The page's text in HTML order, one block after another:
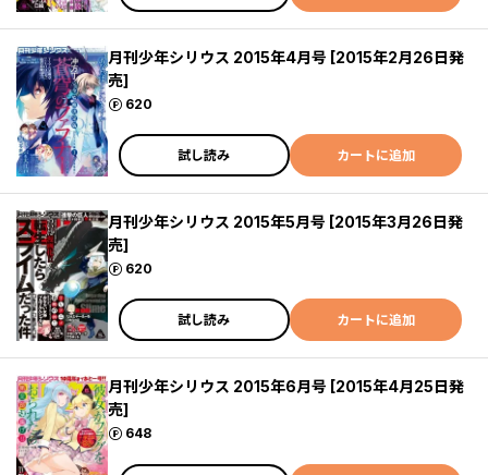
月刊少年シリウス 2015年4月号 [2015年2月26日発
売]
620
ポイント
試し読み カートに追加
月刊少年シリウス 2015年5月号 [2015年3月26日発
売]
620
ポイント
試し読み カートに追加
月刊少年シリウス 2015年6月号 [2015年4月25日発
売]
648
ポイント